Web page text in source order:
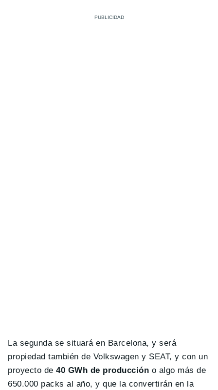
La segunda se situará en Barcelona, y será
propiedad también de Volkswagen y SEAT, y con un
proyecto de40 GWh de producción o algo más de
650.000 packs al año, y que la convertirán en la